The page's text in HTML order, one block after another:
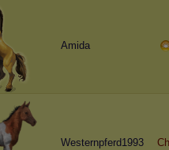
Amida
Westernpferd1993